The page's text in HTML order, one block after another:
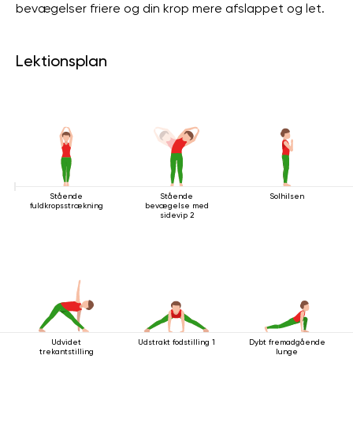
bevægelser friere og din krop mere afslappet og let.
Lektionsplan
Stående
fuldkropsstrækning
Stående
bevægelse med
sidevip 2
Solhilsen
Udvidet
trekantstilling
Udstrakt fodstilling 1
Dybt fremadgående
lunge